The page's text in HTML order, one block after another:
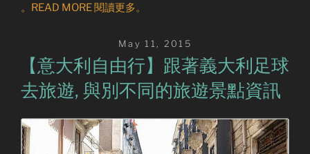
。READ MORE 閱讀更多。
Posted
on
May 11, 2015
【意大利自由行】跟著義大利足球
去旅遊, 與別不同的旅遊景點資訊